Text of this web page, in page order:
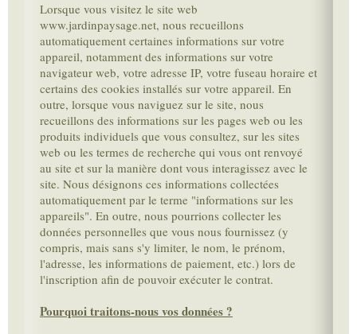
Lorsque vous visitez le site web
www.jardinpaysage.net, nous recueillons
automatiquement certaines informations sur votre
appareil, notamment des informations sur votre
navigateur web, votre adresse IP, votre fuseau horaire et
certains des cookies installés sur votre appareil. En
outre, lorsque vous naviguez sur le site, nous
recueillons des informations sur les pages web ou les
produits individuels que vous consultez, sur les sites
web ou les termes de recherche qui vous ont renvoyé
au site et sur la manière dont vous interagissez avec le
site. Nous désignons ces informations collectées
automatiquement par le terme "informations sur les
appareils". En outre, nous pourrions collecter les
données personnelles que vous nous fournissez (y
compris, mais sans s'y limiter, le nom, le prénom,
l'adresse, les informations de paiement, etc.) lors de
l'inscription afin de pouvoir exécuter le contrat.
Pourquoi traitons-nous vos données ?